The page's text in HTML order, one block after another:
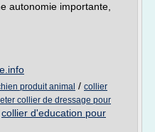
autonomie importante,
produit animal / collier
collier de dressage pour
collier d'education pour